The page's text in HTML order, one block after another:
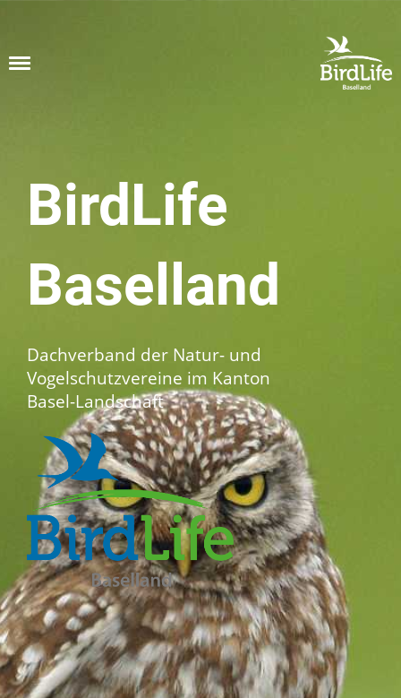
BirdLife
Baselland
Dachverband der Natur- und
Vogelschutzvereine im Kanton
Basel-Landschaft